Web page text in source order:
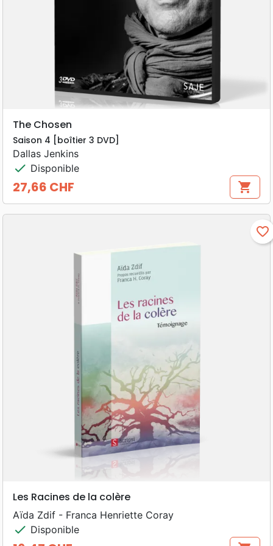
The Chosen
Saison 4 [boîtier 3 DVD]
Dallas Jenkins
check Disponible
Prix
27,66 CHF shopping_cart
favorite_border
Les Racines de la colère
Aïda Zdif - Franca Henriette Coray
check Disponible